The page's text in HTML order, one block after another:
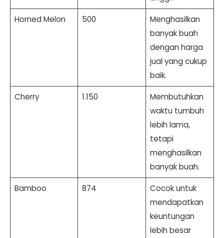
Horned Melon 500
Menghasilkan
banyak buah
dengan harga
jual yang cukup
baik.
Cherry 1.150
Membutuhkan
waktu tumbuh
lebih lama,
tetapi
menghasilkan
banyak buah.
Bamboo 874
Cocok untuk
mendapatkan
keuntungan
lebih besar